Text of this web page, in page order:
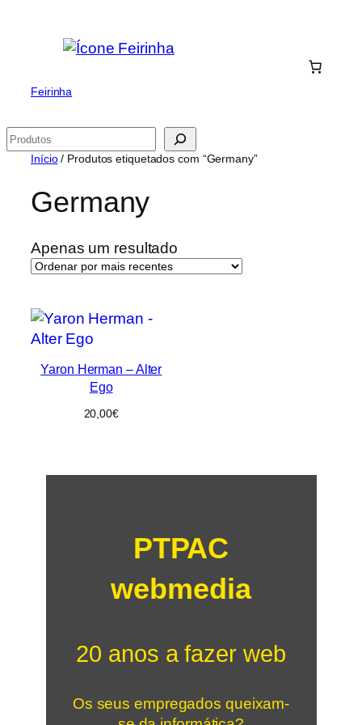
Feirinha
Pesquisar
Início/ Produtos etiquetados com “Germany”
Germany
Apenas um resultado
Yaron Herman – Alter
Ego
20,00€
PTPAC
webmedia
20 anos a fazer web
Os seus empregados queixam-